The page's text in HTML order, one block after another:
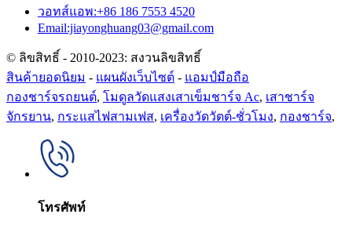
วอทส์แอพ:+86 186 7553 4520
Email:jiayonghuang03@gmail.com
© ลิขสิทธิ์ - 2010-2023: สงวนลิขสิทธิ์
สินค้ายอดนิยม - แผนผังเว็บไซต์ - แอมป์มือถือ
กองชาร์จรถยนต์, โมดูลวัดแสงเสาเข็มชาร์จ Ac, เสาชาร์จ
จักรยาน, กระแสไฟสามเฟส, เครื่องวัดวัตต์-ชั่วโมง, กองชาร์จ,
โทรศัพท์